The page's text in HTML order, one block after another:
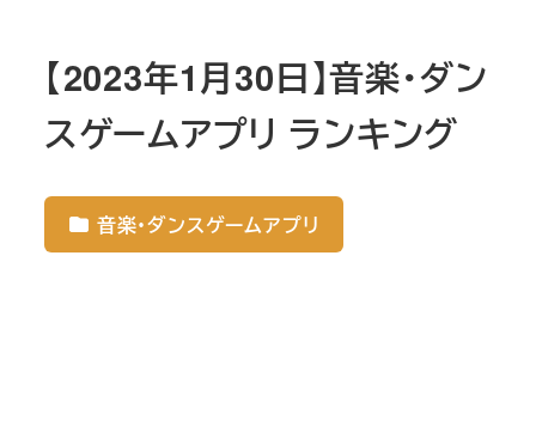
【2023年1月30日】音楽・ダン
スゲームアプリ ランキング
音楽・ダンスゲームアプリ